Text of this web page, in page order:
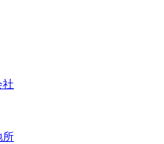
社
所